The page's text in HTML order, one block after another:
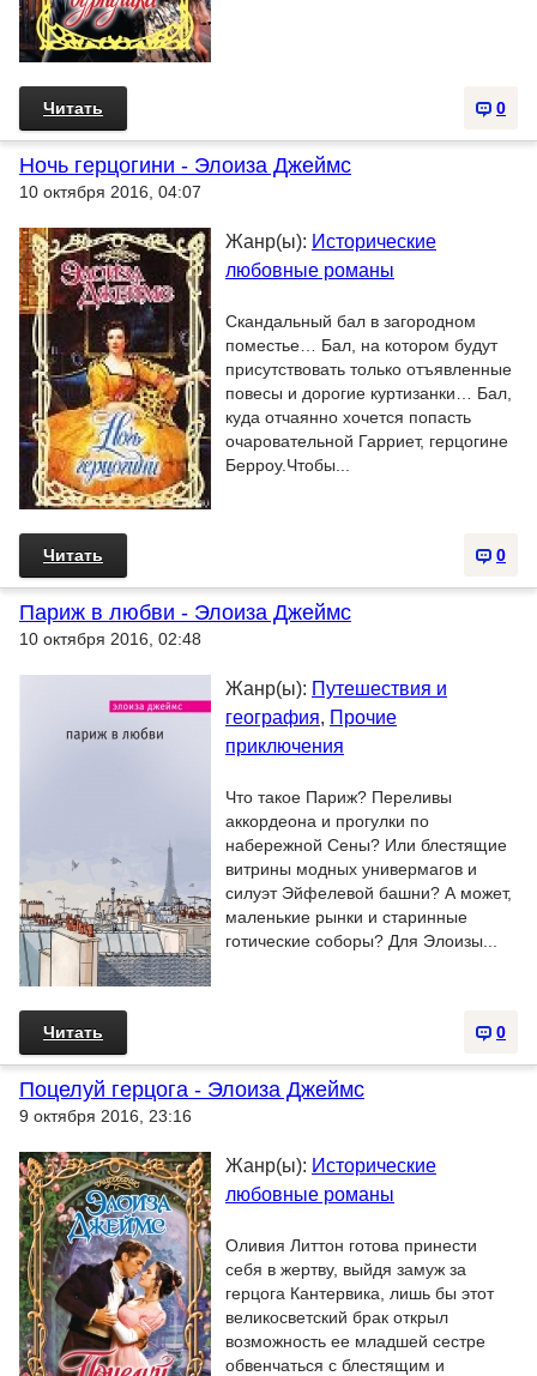
0
Читать
Ночь герцогини - Элоиза Джеймс
10 октября 2016, 04:07
Жанр(ы): Исторические
любовные романы
Скандальный бал в загородном
поместье… Бал, на котором будут
присутствовать только отъявленные
повесы и дорогие куртизанки… Бал,
куда отчаянно хочется попасть
очаровательной Гарриет, герцогине
Берроу.Чтобы...
0
Читать
Париж в любви - Элоиза Джеймс
10 октября 2016, 02:48
Жанр(ы): Путешествия и
география, Прочие
приключения
Что такое Париж? Переливы
аккордеона и прогулки по
набережной Сены? Или блестящие
витрины модных универмагов и
силуэт Эйфелевой башни? А может,
маленькие рынки и старинные
готические соборы? Для Элоизы...
0
Читать
Поцелуй герцога - Элоиза Джеймс
9 октября 2016, 23:16
Жанр(ы): Исторические
любовные романы
Оливия Литтон готова принести
себя в жертву, выйдя замуж за
герцога Кантервика, лишь бы этот
великосветский брак открыл
возможность ее младшей сестре
обвенчаться с блестящим и